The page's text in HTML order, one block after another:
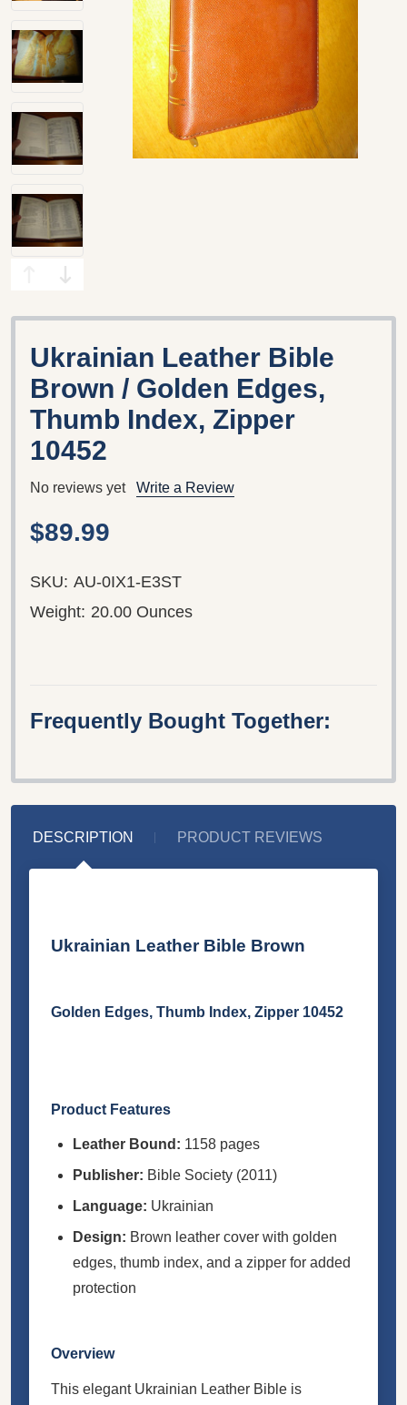
Ukrainian Leather Bible
Brown / Golden Edges,
Thumb Index, Zipper
10452
No reviews yet Write a Review
$89.99
SKU: AU-0IX1-E3ST
Weight: 20.00 Ounces
Frequently Bought Together:
DESCRIPTION PRODUCT REVIEWS
Ukrainian Leather Bible Brown
Golden Edges, Thumb Index, Zipper 10452
Product Features
Leather Bound: 1158 pages
Publisher: Bible Society (2011)
Language: Ukrainian
Design: Brown leather cover with golden
edges, thumb index, and a zipper for added
protection
Overview
This elegant Ukrainian Leather Bible is